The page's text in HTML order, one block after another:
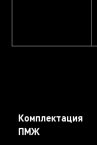
Комплектация
ПМЖ